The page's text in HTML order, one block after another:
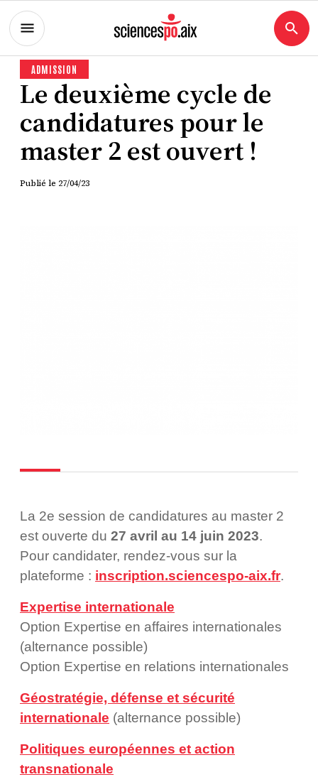
ADMISSION
Le deuxième cycle de
candidatures pour le
master 2 est ouvert !
Publié le 27/04/23
La 2e session de candidatures au master 2
est ouverte du 27 avril au 14 juin 2023.
Pour candidater, rendez-vous sur la
plateforme : inscription.sciencespo-aix.fr.
Expertise internationale
Option Expertise en affaires internationales
(alternance possible)
Option Expertise en relations internationales
Géostratégie, défense et sécurité
internationale (alternance possible)
Politiques européennes et action
transnationale